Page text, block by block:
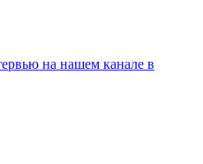
на нашем канале в